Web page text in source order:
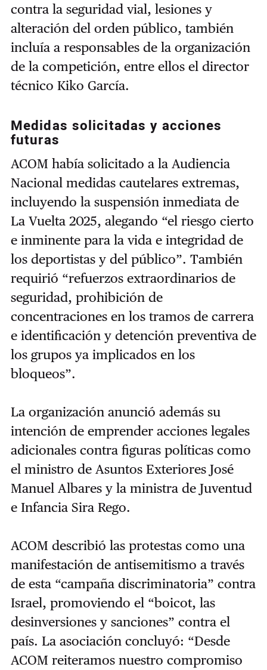
contra la seguridad vial, lesiones y
alteración del orden público, también
incluía a responsables de la organización
de la competición, entre ellos el director
técnico Kiko García.
Medidas solicitadas y acciones
futuras
ACOM había solicitado a la Audiencia
Nacional medidas cautelares extremas,
incluyendo la suspensión inmediata de
La Vuelta 2025, alegando “el riesgo cierto
e inminente para la vida e integridad de
los deportistas y del público”. También
requirió “refuerzos extraordinarios de
seguridad, prohibición de
concentraciones en los tramos de carrera
e identificación y detención preventiva de
los grupos ya implicados en los
bloqueos”.
La organización anunció además su
intención de emprender acciones legales
adicionales contra figuras políticas como
el ministro de Asuntos Exteriores José
Manuel Albares y la ministra de Juventud
e Infancia Sira Rego.
ACOM describió las protestas como una
manifestación de antisemitismo a través
de esta “campaña discriminatoria” contra
Israel, promoviendo el “boicot, las
desinversiones y sanciones” contra el
país. La asociación concluyó: “Desde
ACOM reiteramos nuestro compromiso